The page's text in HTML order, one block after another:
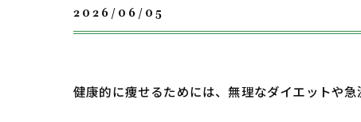
2026/06/05
健康的に痩せるためには、無理なダイエットや